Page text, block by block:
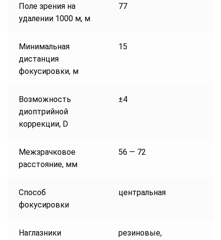
Поле зрения на
удалении 1000 м, м
77
Минимальная
дистанция
фокусировки, м
15
Возможность
диоптрийной
коррекции, D
±4
Межзрачковое
расстояние, мм
56 — 72
Способ
фокусировки
центральная
Наглазники
резиновые,